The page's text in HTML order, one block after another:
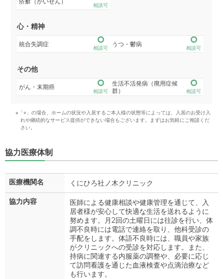
相談可
心・精神
統合失調症
相談可
うつ・鬱病
相談可
その他
がん・末期癌
相談可
生活不活発病（廃用症候
群）
相談可
※「○」の場合、ホームの状況や入居するご本人様の状態等によっては、入居のお受け入
れや継続的なサービス提供ができない場合もございます。まずはお気軽にご相談くだ
さい。
協力医療体制
医療機関名 くにひろ社ノ木クリニック
協力内容
医師による健康相談や健康管理を通じて、入
居者様が安心して快適な生活を送れるように
努めます。月2回の土曜日には往診を行い、体
調不良時には電話で連絡を取り、他科受診の
手配をします。体語不良時には、職員や家族
がクリニックへの受診を対応します。また、
持病に関連する内服薬の調整や、必要に応じ
て訪問看護を通じた血液検査や点滴治療など
も行います。